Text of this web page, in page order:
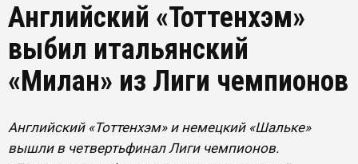
Английский «Тоттенхэм»
выбил итальянский
«Милан» из Лиги чемпионов
Английский «Тоттенхэм» и немецкий «Шальке»
вышли в четвертьфинал Лиги чемпионов.